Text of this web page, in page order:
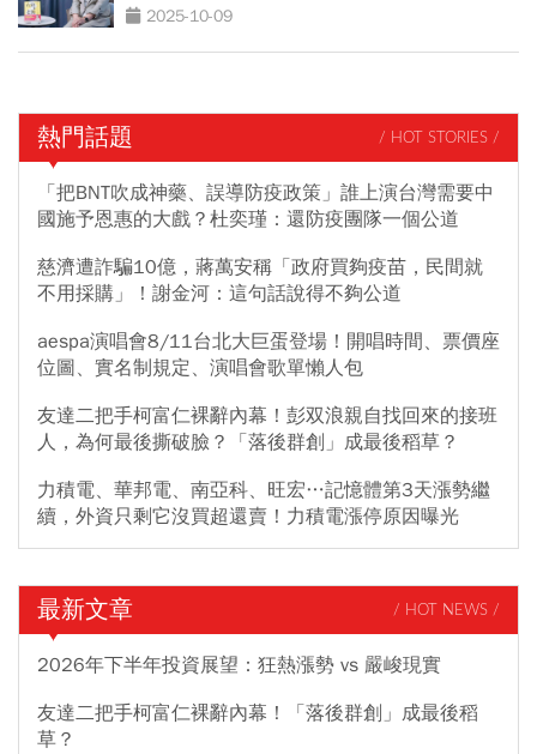
2025-10-09
熱門話題 / HOT STORIES /
「把BNT吹成神藥、誤導防疫政策」誰上演台灣需要中
國施予恩惠的大戲？杜奕瑾：還防疫團隊一個公道
慈濟遭詐騙10億，蔣萬安稱「政府買夠疫苗，民間就
不用採購」！謝金河：這句話說得不夠公道
aespa演唱會8/11台北大巨蛋登場！開唱時間、票價座
位圖、實名制規定、演唱會歌單懶人包
友達二把手柯富仁裸辭內幕！彭双浪親自找回來的接班
人，為何最後撕破臉？「落後群創」成最後稻草？
力積電、華邦電、南亞科、旺宏…記憶體第3天漲勢繼
續，外資只剩它沒買超還賣！力積電漲停原因曝光
最新文章 / HOT NEWS /
2026年下半年投資展望：狂熱漲勢 vs 嚴峻現實
友達二把手柯富仁裸辭內幕！「落後群創」成最後稻
草？